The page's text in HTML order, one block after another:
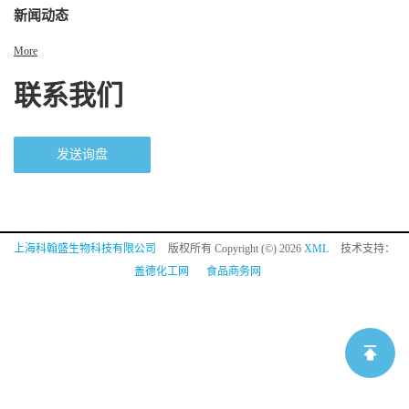
新闻动态
More
联系我们
发送询盘
上海科翰盛生物科技有限公司 版权所有 Copyright (©) 2026 XML
技术支持：
盖德化工网
食品商务网